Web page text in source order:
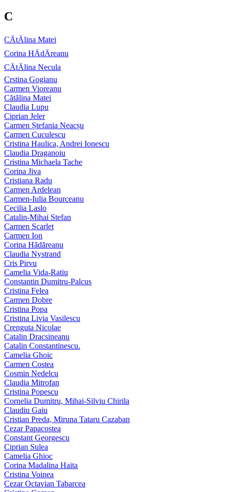
C
CÄtÄlina Matei
Corina HÄdÄreanu
CÄtÄlina Necula
Crstina Gogianu
Carmen Vioreanu
Cătălina Matei
Claudia Lupu
Ciprian Jeler
Carmen Ștefania Neacșu
Carmen Cuculescu
Cristina Haulica, Andrei Ionescu
Claudia Draganoiu
Cristina Michaela Tache
Corina Jiva
Cristiana Radu
Carmen Ardelean
Carmen-Iulia Bourceanu
Cecilia Laslo
Catalin-Mihai Stefan
Carmen Scarlet
Carmen Ion
Corina Hădăreanu
Claudia Nystrand
Cris Pirvu
Camelia Vida-Ratiu
Constantin Dumitru‑Palcus
Cristina Felea
Carmen Dobre
Cristina Popa
Cristina Livia Vasilescu
Crenguta Nicolae
Catalin Dracsineanu
Catalin Constantinescu.
Camelia Ghoic
Carmen Costea
Cosmin Nedelcu
Claudia Mitrofan
Cristina Popescu
Cornelia Dumitru, Mihai‑Silviu Chirila
Claudiu Gaiu
Cristian Preda, Miruna Tataru Cazaban
Cezar Papacostea
Constant Georgescu
Ciprian Sulea
Camelia Ghioc
Corina Madalina Haita
Cristina Voinea
Cezar Octavian Tabarcea